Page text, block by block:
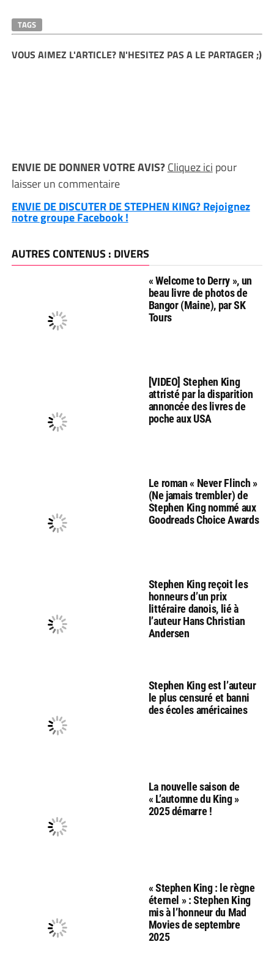
TAGS
VOUS AIMEZ L'ARTICLE? N'HESITEZ PAS A LE PARTAGER ;)
ENVIE DE DONNER VOTRE AVIS?Cliquez ici pour
laisser un commentaire
ENVIE DE DISCUTER DE STEPHEN KING? Rejoignez
notre groupe Facebook !
AUTRES CONTENUS : DIVERS
« Welcome to Derry », un
beau livre de photos de
Bangor (Maine), par SK
Tours
[VIDEO] Stephen King
attristé par la disparition
annoncée des livres de
poche aux USA
Le roman « Never Flinch »
(Ne jamais trembler) de
Stephen King nommé aux
Goodreads Choice Awards
Stephen King reçoit les
honneurs d’un prix
littéraire danois, lié à
l’auteur Hans Christian
Andersen
Stephen King est l’auteur
le plus censuré et banni
des écoles américaines
La nouvelle saison de
« L’automne du King »
2025 démarre !
« Stephen King : le règne
éternel » : Stephen King
mis à l’honneur du Mad
Movies de septembre
2025